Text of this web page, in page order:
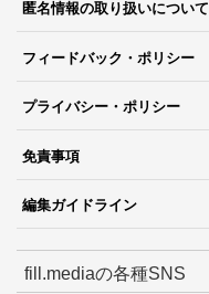
匿名情報の取り扱いについて
フィードバック・ポリシー
プライバシー・ポリシー
免責事項
編集ガイドライン
fill.mediaの各種SNS